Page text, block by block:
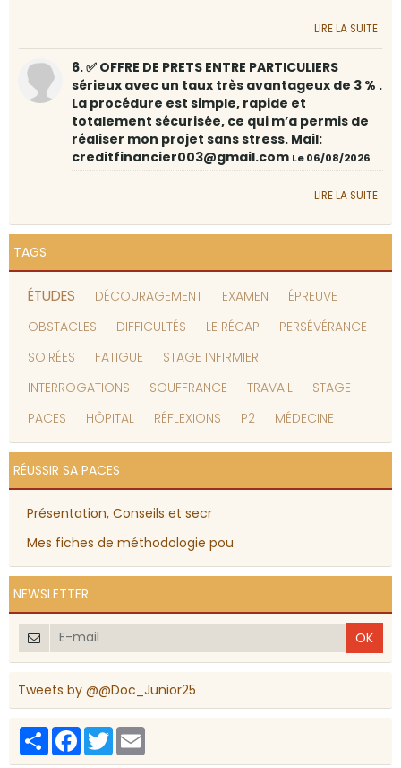
LIRE LA SUITE
6. ✅ OFFRE DE PRETS ENTRE PARTICULIERS
sérieux avec un taux très avantageux de 3 % .
La procédure est simple, rapide et
totalement sécurisée, ce qui m’a permis de
réaliser mon projet sans stress. Mail:
creditfinancier003@gmail.com Le 06/08/2026
LIRE LA SUITE
TAGS
ÉTUDES DÉCOURAGEMENT EXAMEN
ÉPREUVE
OBSTACLES
DIFFICULTÉS LE RÉCAP
PERSÉVÉRANCE
SOIRÉES
FATIGUE
STAGE INFIRMIER
INTERROGATIONS
SOUFFRANCE TRAVAIL
STAGE
PACES
HÔPITAL RÉFLEXIONS P2 MÉDECINE
RÉUSSIR SA PACES
Présentation, Conseils et secr
Mes fiches de méthodologie pou
NEWSLETTER
OK
Tweets by @@Doc_Junior25
PartagerFacebook
Twitter